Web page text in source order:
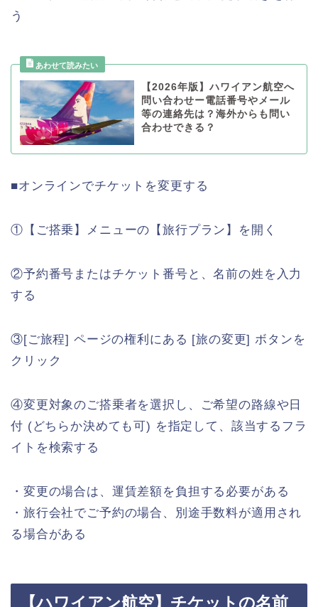
う
【2026年版】ハワイアン航空へ
問い合わせー電話番号やメール
等の連絡先は？海外からも問い
合わせできる？
■オンラインでチケットを変更する
①【ご搭乗】メニューの【旅行プラン】を開く
②予約番号またはチケット番号と、名前の姓を入力
する
③[ご旅程] ページの権利にある [旅の変更] ボタンを
クリック
④変更対象のご搭乗者を選択し、ご希望の路線や日
付 (どちらか決めても可) を指定して、該当するフラ
イトを検索する
・変更の場合は、運賃差額を負担する必要がある
・旅行会社でご予約の場合、別途手数料が適用され
る場合がある
【ハワイアン航空】チケットの名前